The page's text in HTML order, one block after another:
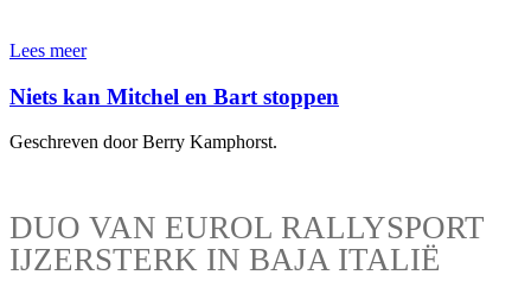
Lees meer
Niets kan Mitchel en Bart stoppen
Geschreven door Berry Kamphorst.
DUO VAN EUROL RALLYSPORT
IJZERSTERK IN BAJA ITALIË